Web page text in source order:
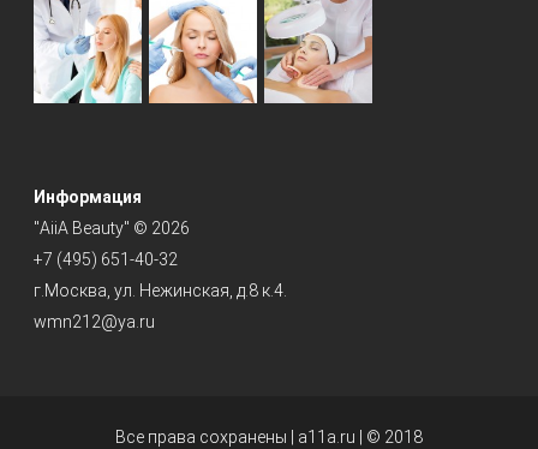
Информация
"AiiA Beauty" © 2026
+7 (495) 651-40-32
г.Москва, ул. Нежинская, д.8 к.4.
wmn212@ya.ru
Все права сохранены | a11a.ru | © 2018